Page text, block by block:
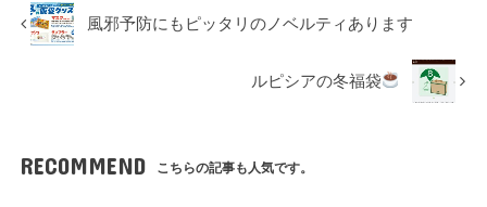
風邪予防にもピッタリのノベルティあります
ルピシアの冬福袋
RECOMMEND こちらの記事も人気です。